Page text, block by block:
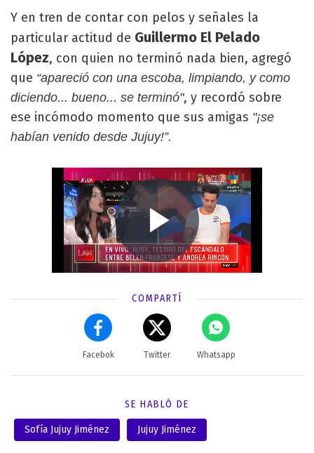
Y en tren de contar con pelos y señales la
particular actitud de Guillermo El Pelado
López, con quien no terminó nada bien, agregó
que “apareció con una escoba, limpiando, y como
diciendo... bueno... se terminó", y recordó sobre
ese incómodo momento que sus amigas "¡se
habían venido desde Jujuy!”.
COMPARTÍ
Facebok Twitter Whatsapp
SE HABLÓ DE
Sofía Jujuy Jiménez Jujuy Jiménez